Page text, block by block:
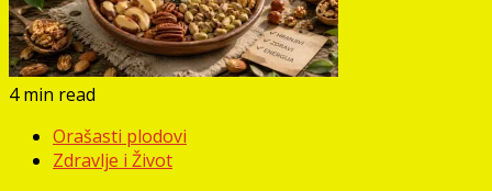
4 min read
Orašasti plodovi
Zdravlje i Život